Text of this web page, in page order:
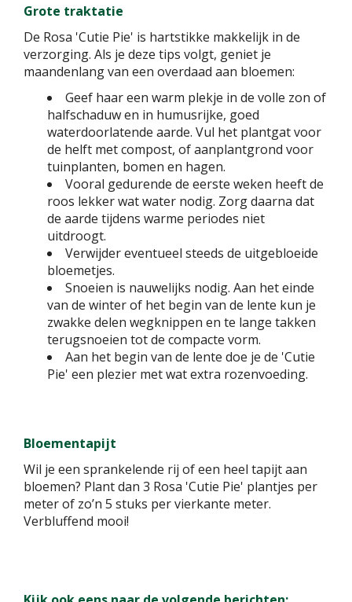
Grote traktatie
De Rosa 'Cutie Pie' is hartstikke makkelijk in de
verzorging. Als je deze tips volgt, geniet je
maandenlang van een overdaad aan bloemen:
Geef haar een warm plekje in de volle zon of
halfschaduw en in humusrijke, goed
waterdoorlatende aarde. Vul het plantgat voor
de helft met compost, of aanplantgrond voor
tuinplanten, bomen en hagen.
Vooral gedurende de eerste weken heeft de
roos lekker wat water nodig. Zorg daarna dat
de aarde tijdens warme periodes niet
uitdroogt.
Verwijder eventueel steeds de uitgebloeide
bloemetjes.
Snoeien is nauwelijks nodig. Aan het einde
van de winter of het begin van de lente kun je
zwakke delen wegknippen en te lange takken
terugsnoeien tot de compacte vorm.
Aan het begin van de lente doe je de 'Cutie
Pie' een plezier met wat extra rozenvoeding.
Bloementapijt
Wil je een sprankelende rij of een heel tapijt aan
bloemen? Plant dan 3 Rosa 'Cutie Pie' plantjes per
meter of zo’n 5 stuks per vierkante meter.
Verbluffend mooi!